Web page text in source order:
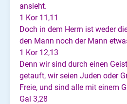
ansieht.
1 Kor 11,11
Doch in dem Herrn ist weder
den Mann noch der Mann
1 Kor 12,13
Denn wir sind durch einen
getauft, wir seien Juden oder
Freie, und sind alle mit einem
Gal 3,28